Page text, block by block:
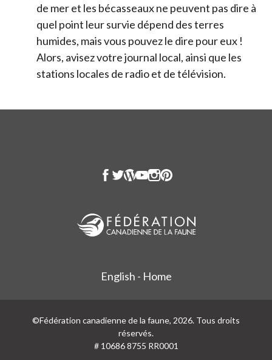
de mer et les bécasseaux ne peuvent pas dire à
quel point leur survie dépend des terres
humides, mais vous pouvez le dire pour eux !
Alors, avisez votre journal local, ainsi que les
stations locales de radio et de télévision.
English - Home
©Fédération canadienne de la faune, 2026. Tous droits
réservés.
# 10686 8755 RR0001